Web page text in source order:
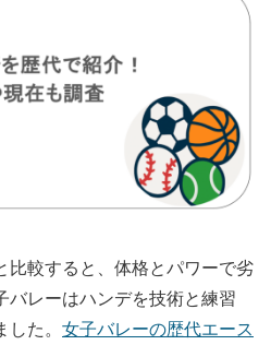
比較すると、体格とパワーで劣
バレーはハンデを技術と練習
た。 女子バレーの歴代エース